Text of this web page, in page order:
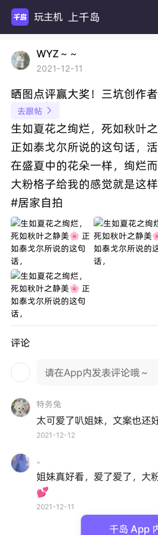
玩主机游 上千岛
WYZ～～
2021-12-11
去跟帖 
生如夏花之绚烂，死如秋叶
正如泰戈尔所说的这句话，
在盛夏中的花朵一样，绚烂
大粉格子给我的感觉就是这
#居家自拍
评论
请在App内发表评论哦～
特务兔
太可爱了叭姐妹，文案也还
2021-12-12
。
姐妹真好看，爱了爱了，大
💕
2021-12-11
千岛 App